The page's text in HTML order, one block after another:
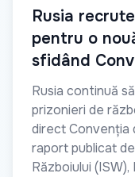
Rusia
pentru o
sfidând
Rusia continuă
prizonieri de
direct Convenția
raport publicat
Războiului